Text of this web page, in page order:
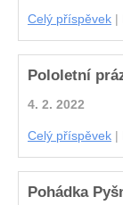
Celý příspěvek |
Pololetní
4. 2. 2022
Celý příspěvek |
Pohádka